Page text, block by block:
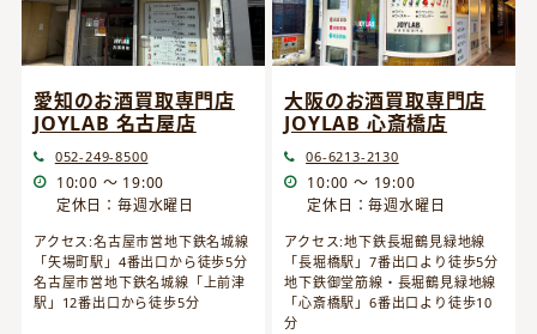
愛知のお酒買取専門店
JOYLAB 名古屋店
052-249-8500
10:00 ～ 19:00
定休日：毎週水曜日
アクセス:名古屋市営地下鉄名城線
「矢場町駅」4番出口から徒歩5分
名古屋市営地下鉄名城線「上前津
駅」12番出口から徒歩5分
大阪のお酒買取専門店
JOYLAB 心斎橋店
06-6213-2130
10:00 ～ 19:00
定休日：毎週水曜日
アクセス:地下鉄長堀鶴見緑地線
「長堀橋駅」7番出口より徒歩5分
地下鉄御堂筋線・長堀鶴見緑地線
「心斎橋駅」6番出口より徒歩10
分